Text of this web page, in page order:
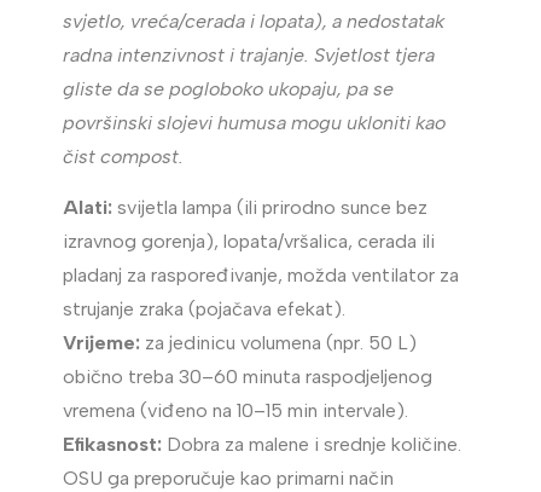
svjetlo, vreća/cerada i lopata), a nedostatak
radna intenzivnost i trajanje. Svjetlost tjera
gliste da se pogloboko ukopaju, pa se
površinski slojevi humusa mogu ukloniti kao
čist compost.
Alati: svijetla lampa (ili prirodno sunce bez
izravnog gorenja), lopata/vršalica, cerada ili
pladanj za raspoređivanje, možda ventilator za
strujanje zraka (pojačava efekat).
Vrijeme: za jedinicu volumena (npr. 50 L)
obično treba 30–60 minuta raspodjeljenog
vremena (viđeno na 10–15 min intervale).
Efikasnost: Dobra za malene i srednje količine.
OSU ga preporučuje kao primarni način